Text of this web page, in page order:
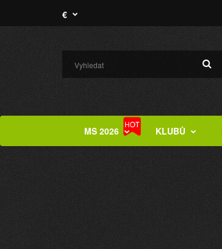
€
MS 2026 KLUBŮ